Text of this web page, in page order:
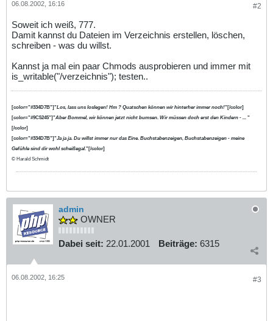
#2
06.08.2002, 16:16
Soweit ich weiß, 777.
Damit kannst du Dateien im Verzeichnis erstellen, löschen,
schreiben - was du willst.
Kannst ja mal ein paar Chmods ausprobieren und immer mit
is_writable("/verzeichnis"); testen..
[color="#334D7B"]"Los, lass uns loslegen! Hm ? Quatschen können wir hinterher immer noch!"[/color]
[color="#9C5245"]"Aber Bommel, wir können jetzt nicht bumsen. Wir müssen doch erst den Kindern - ... "
[/color]
[color="#334D7B"]"Ja ja ja. Du willst immer nur das Eine. Buchstabenzeigen, Buchstabenzeigen - meine
Gefühle sind dir wohl scheißegal."[/color]
© Harald Schmidt
admin
OWNER
Dabei seit: 22.01.2001 Beiträge: 6315
#3
06.08.2002, 16:25